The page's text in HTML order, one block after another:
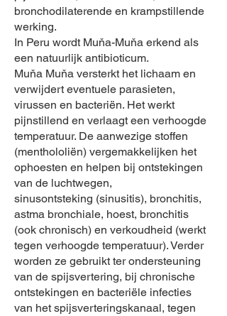
bronchodilaterende en krampstillende
werking.
In Peru wordt Muňa-Muňa erkend als
een natuurlijk antibioticum.
Muňa Muňa versterkt het lichaam en
verwijdert eventuele parasieten,
virussen en bacteriën. Het werkt
pijnstillend en verlaagt een verhoogde
temperatuur. De aanwezige stoffen
(menthololiën) vergemakkelijken het
ophoesten en helpen bij ontstekingen
van de luchtwegen,
sinusontsteking (sinusitis), bronchitis,
astma bronchiale, hoest, bronchitis
(ook chronisch) en verkoudheid (werkt
tegen verhoogde temperatuur). Verder
worden ze gebruikt ter ondersteuning
van de spijsvertering, bij chronische
ontstekingen en bacteriële infecties
van het spijsverteringskanaal, tegen